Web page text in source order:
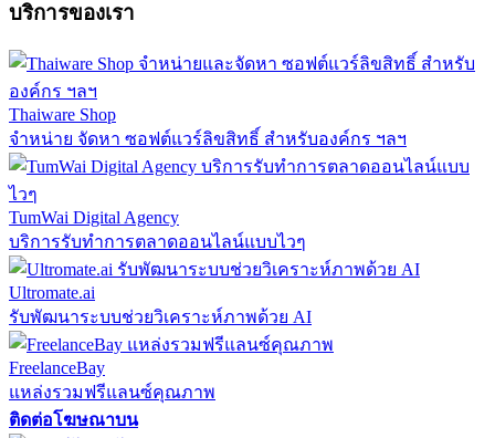
บริการของเรา
Thaiware Shop
จำหน่าย จัดหา ซอฟต์แวร์ลิขสิทธิ์ สำหรับองค์กร ฯลฯ
TumWai Digital Agency
บริการรับทำการตลาดออนไลน์แบบไวๆ
Ultromate.ai
รับพัฒนาระบบช่วยวิเคราะห์ภาพด้วย AI
FreelanceBay
แหล่งรวมฟรีแลนซ์คุณภาพ
ติดต่อโฆษณาบน